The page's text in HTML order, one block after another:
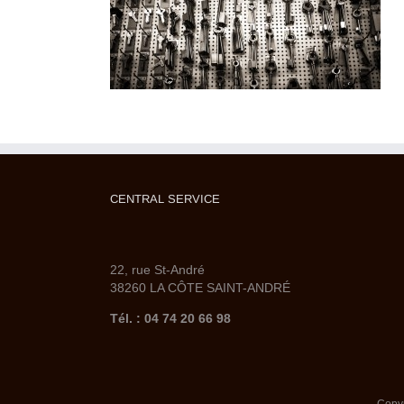
CENTRAL SERVICE
22, rue St-André
38260 LA CÔTE SAINT-ANDRÉ
Tél. : 04 74 20 66 98